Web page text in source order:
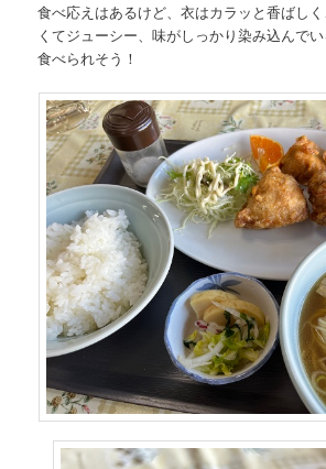
食べ応えはあるけど、衣はカラッと香ばし
くてジューシー、味がしっかり染み込んで
食べられそう！